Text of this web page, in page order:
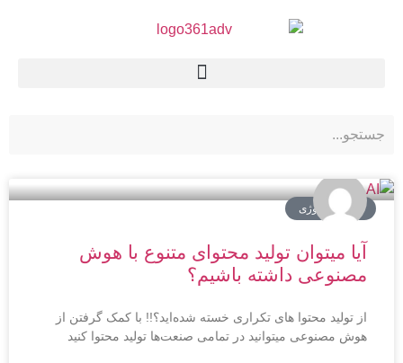
اخبار تکنولوژی
آیا میتوان تولید محتوای متنوع با هوش
مصنوعی داشته باشیم؟
از تولید محتوا های تکراری خسته شد‌ه‌اید؟!! با کمک گرفتن از
هوش مصنوعی میتوانید در تمامی صنعت‌ها تولید محتوا کنید